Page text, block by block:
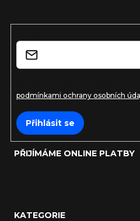
podmínkami ochrany osobních
Přihlásit se
PŘIJÍMÁME ONLINE PLATBY
KATEGORIE